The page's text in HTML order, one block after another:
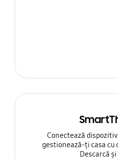
Conectează
gestionează-ți casa cu
Descarcă